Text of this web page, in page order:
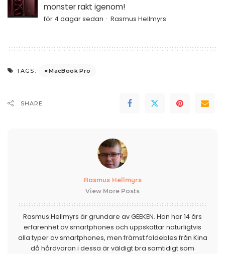
monster rakt igenom!
för 4 dagar sedan Rasmus Hellmyrs
TAGS: MacBook Pro
SHARE
Rasmus Hellmyrs
View More Posts
Rasmus Hellmyrs är grundare av GEEKEN. Han har 14 års
erfarenhet av smartphones och uppskattar naturligtvis
alla typer av smartphones, men främst foldebles från Kina
då hårdvaran i dessa är väldigt bra samtidigt som